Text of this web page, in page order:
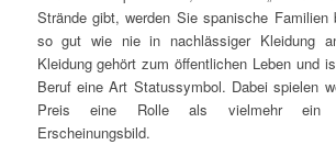
Strände gibt, werden Sie spanische Familien
so gut wie nie in nachlässiger Kleidung
Kleidung gehört zum öffentlichen Leben und
Beruf eine Art Statussymbol. Dabei spielen
Preis eine Rolle als vielmehr ein
Erscheinungsbild.